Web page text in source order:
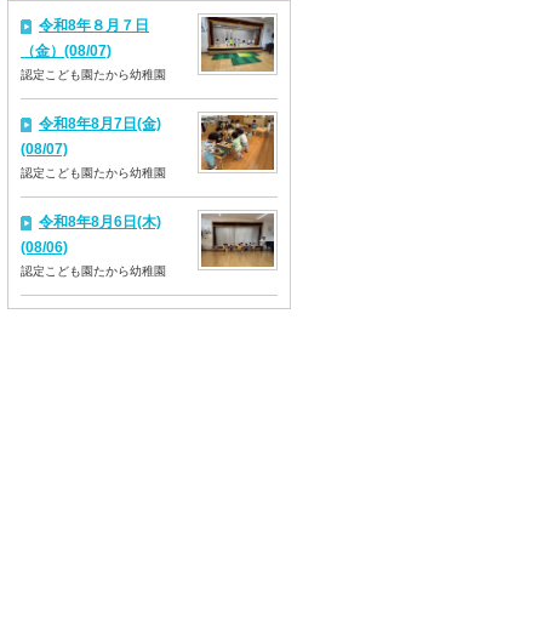
令和8年８月７日
（金）(08/07)
認定こども園たから幼稚園
令和8年8月7日(金)
(08/07)
認定こども園たから幼稚園
令和8年8月6日(木)
(08/06)
認定こども園たから幼稚園